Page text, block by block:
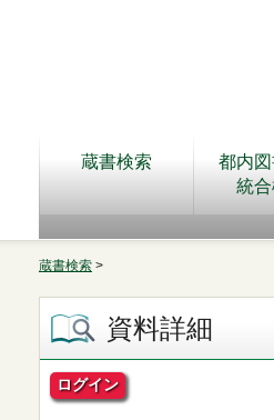
蔵書検索
都内
統
蔵書検索 >
資料詳細
ログイン